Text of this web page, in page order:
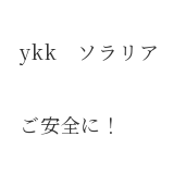
ykk ソラリア
ご安全に！